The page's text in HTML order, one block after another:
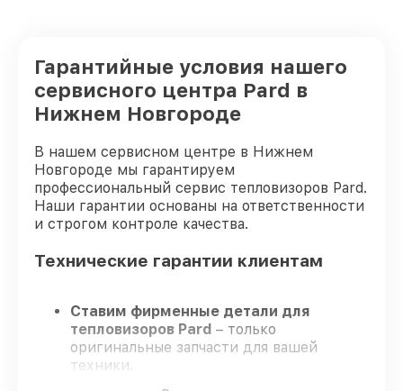
Гарантийные условия нашего
сервисного центра Pard в
Нижнем Новгороде
В нашем сервисном центре в Нижнем
Новгороде мы гарантируем
профессиональный сервис тепловизоров Pard.
Наши гарантии основаны на ответственности
и строгом контроле качества.
Технические гарантии клиентам
Ставим фирменные детали для
тепловизоров Pard – только
оригинальные запчасти для вашей
техники.